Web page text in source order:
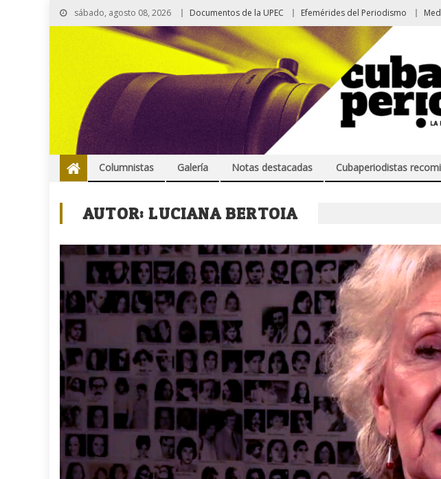
sábado, agosto 08, 2026 Documentos de la UPEC Efemérides del Periodismo
Columnistas Galería Notas destacadas Cubaperiodistas
AUTOR:LUCIANA BERTOIA